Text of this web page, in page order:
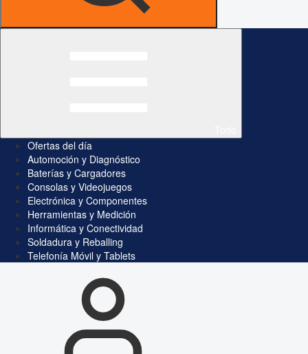
Ofertas del día
Automoción y Diagnóstico
Baterías y Cargadores
Consolas y Videojuegos
Electrónica y Componentes
Herramientas y Medición
Informática y Conectividad
Soldadura y Reballing
Telefonía Móvil y Tablets